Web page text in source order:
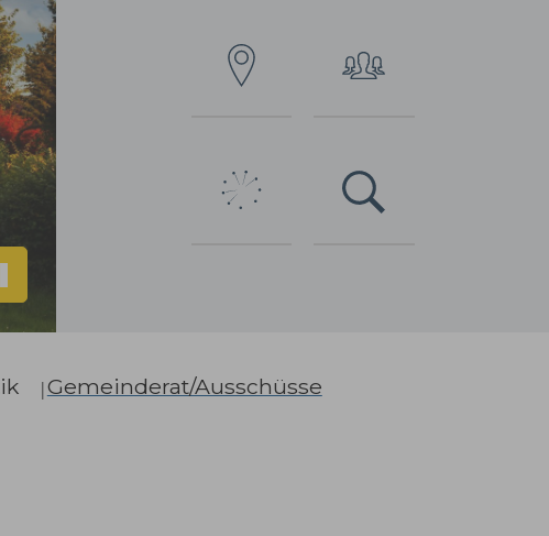
Gemeinderat/Ausschüsse